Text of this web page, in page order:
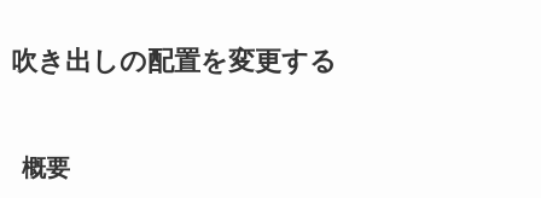
吹き出しの配置を変更する
概要